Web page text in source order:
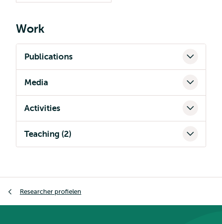
Work
Publications
Media
Activities
Teaching (2)
Researcher profielen